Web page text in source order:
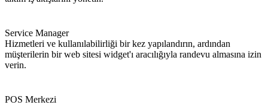
Service Manager
Hizmetleri ve kullanılabilirliği bir kez yapılandırın, ardından
müşterilerin bir web sitesi widget'ı aracılığıyla randevu almasına izin
verin.
POS Merkezi